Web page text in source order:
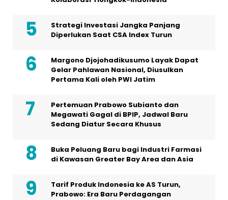
Strategi Investasi Jangka Panjang
Diperlukan Saat CSA Index Turun
Margono Djojohadikusumo Layak Dapat
Gelar Pahlawan Nasional, Diusulkan
Pertama Kali oleh PWI Jatim
Pertemuan Prabowo Subianto dan
Megawati Gagal di BPIP, Jadwal Baru
Sedang Diatur Secara Khusus
Buka Peluang Baru bagi Industri Farmasi
di Kawasan Greater Bay Area dan Asia
Tarif Produk Indonesia ke AS Turun,
Prabowo: Era Baru Perdagangan